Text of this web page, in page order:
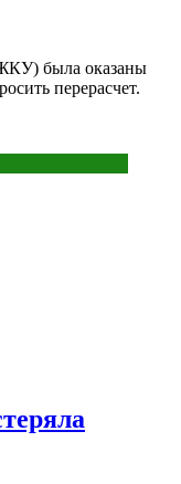
была оказаны
перерасчет.